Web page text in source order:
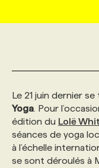
AFFAIRES
PRIX ET
WEB &
GEO/SEO
INFOLETTRE
ANNONCEZ
PROFIL
FAQ
VOIR LES
PROFIL
FAQ
ANNONCEZ
NOS
NOS
CHASSE DE TÊTE
SERVICE DE
NOS TARIFS
Le 21 juin dernier se
Yoga . Pour
édition du Lolë
séances de yoga
à l’échelle
se sont déroulés à